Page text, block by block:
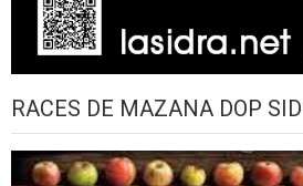
RACES DE MAZANA DOP